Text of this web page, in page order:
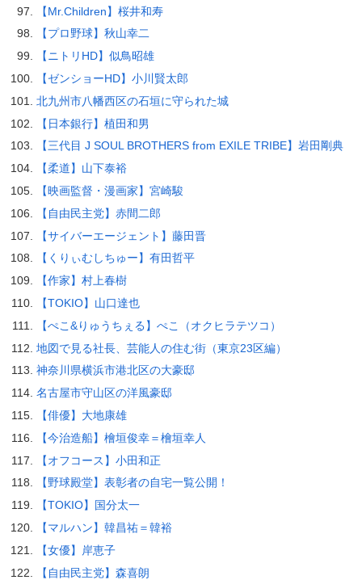
【Mr.Children】桜井和寿
【プロ野球】秋山幸二
【ニトリHD】似鳥昭雄
【ゼンショーHD】小川賢太郎
北九州市八幡西区の石垣に守られた城
【日本銀行】植田和男
【三代目 J SOUL BROTHERS from EXILE TRIBE】岩田剛典
【柔道】山下泰裕
【映画監督・漫画家】宮崎駿
【自由民主党】赤間二郎
【サイバーエージェント】藤田晋
【くりぃむしちゅー】有田哲平
【作家】村上春樹
【TOKIO】山口達也
【ぺこ&りゅうちぇる】ぺこ（オクヒラテツコ）
地図で見る社長、芸能人の住む街（東京23区編）
神奈川県横浜市港北区の大豪邸
名古屋市守山区の洋風豪邸
【俳優】大地康雄
【今治造船】檜垣俊幸＝檜垣幸人
【オフコース】小田和正
【野球殿堂】表彰者の自宅一覧公開！
【TOKIO】国分太一
【マルハン】韓昌祐＝韓裕
【女優】岸恵子
【自由民主党】森喜朗